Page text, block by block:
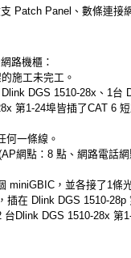
Patch Panel、數條連接
路機櫃：
施工未完工。
DGS 1510-28x、1台
第1-24埠皆插了CAT 6
何一條線。
網點：8 點、網路電話
miniGBIC，並各接了1條
插在 Dlink DGS 1510-28p
Dlink DGS 1510-28x 第